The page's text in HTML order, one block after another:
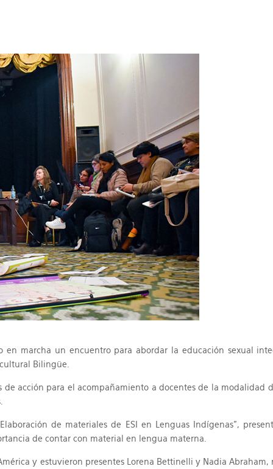
marcha un encuentro para abordar la educación sexual
Bilingüe.
acción para el acompañamiento a docentes de la
de materiales de ESI en Lenguas Indígenas”,
de contar con material en lengua materna.
y estuvieron presentes Lorena Bettinelli y Nadia Abraham,